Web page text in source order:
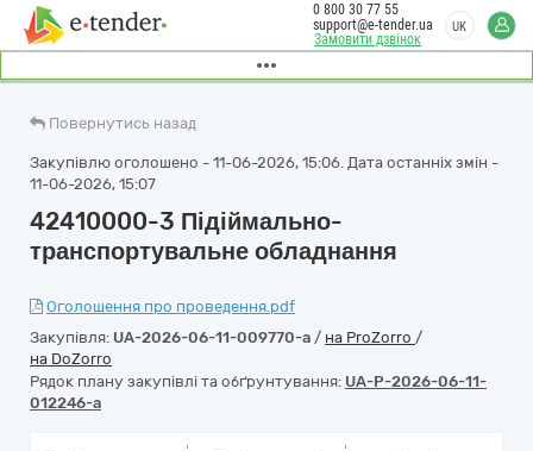
Замовити дзвінок
0 800 30 77 55
support@e-tender.ua
UK
Повернутись назад
Закупівлю оголошено - 11-06-2026, 15:06. Дата останніх змін -
11-06-2026, 15:07
42410000-3 Підіймально-
транспортувальне обладнання
Оголошення про проведення.pdf
Закупівля: UA-2026-06-11-009770-a / на ProZorro /
на DoZorro
Рядок плану закупівлі та обґрунтування: UA-P-2026-06-11-
012246-a